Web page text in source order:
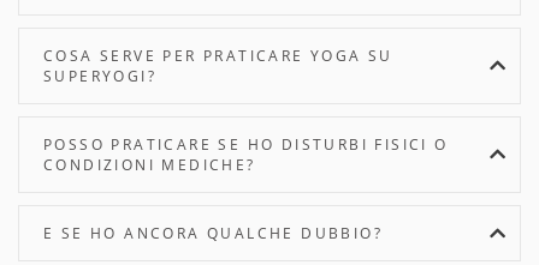
COSA SERVE PER PRATICARE YOGA SU
SUPERYOGI?
POSSO PRATICARE SE HO DISTURBI FISICI O
CONDIZIONI MEDICHE?
E SE HO ANCORA QUALCHE DUBBIO?